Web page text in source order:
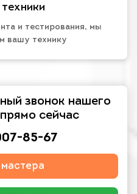
и тестирования, мы
вашу технику
звонок нашего
сейчас
85-67